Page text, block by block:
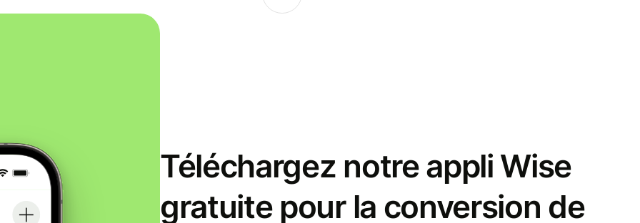
Téléchargez notre appli Wise
gratuite pour la conversion de